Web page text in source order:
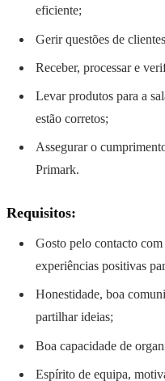
eficiente;
Gerir questões de
Receber, processar e
Levar produtos para a
estão corretos;
Assegurar o
Primark.
Requisitos:
Gosto pelo contacto com
experiências positivas
Honestidade, boa
partilhar ideias;
Boa capacidade de
Espírito de equipa,